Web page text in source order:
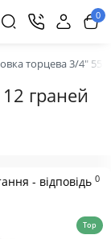
0
торцева 3/4"
граней
- відповідь 0
Top